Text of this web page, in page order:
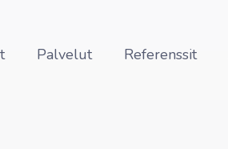
Palvelut Referenssit